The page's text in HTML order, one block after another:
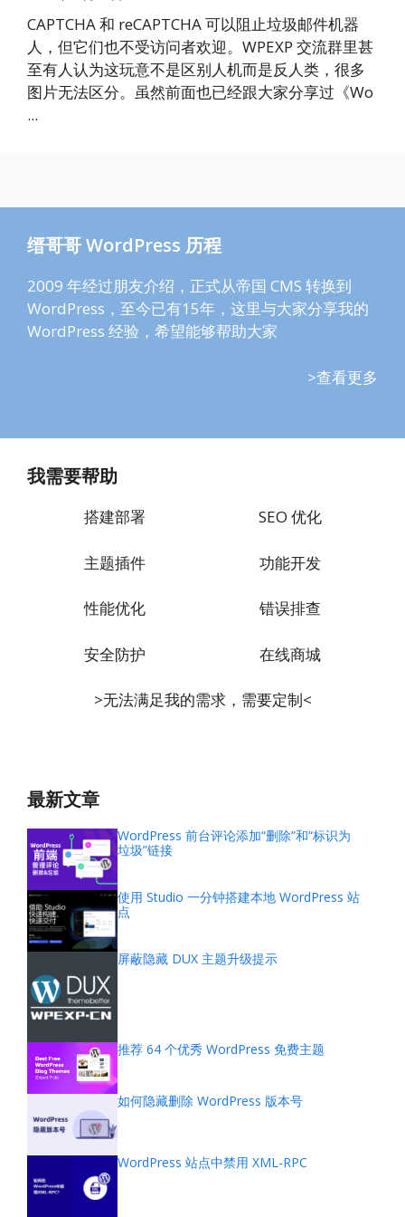
CAPTCHA 和 reCAPTCHA 可以阻止垃圾邮件机器
人，但它们也不受访问者欢迎。WPEXP 交流群里甚
至有人认为这玩意不是区别人机而是反人类，很多
图片无法区分。虽然前面也已经跟大家分享过《Wo
...
缙哥哥 WordPress 历程
2009 年经过朋友介绍，正式从帝国 CMS 转换到
WordPress，至今已有15年，这里与大家分享我的
WordPress 经验，希望能够帮助大家
>查看更多
我需要帮助
搭建部署
主题插件
性能优化
安全防护
SEO 优化
功能开发
错误排查
在线商城
>无法满足我的需求，需要定制<
最新文章
WordPress 前台评论添加“删除”和“标识为
垃圾”链接
使用 Studio 一分钟搭建本地 WordPress 站
点
屏蔽隐藏 DUX 主题升级提示
推荐 64 个优秀 WordPress 免费主题
如何隐藏删除 WordPress 版本号
WordPress 站点中禁用 XML-RPC